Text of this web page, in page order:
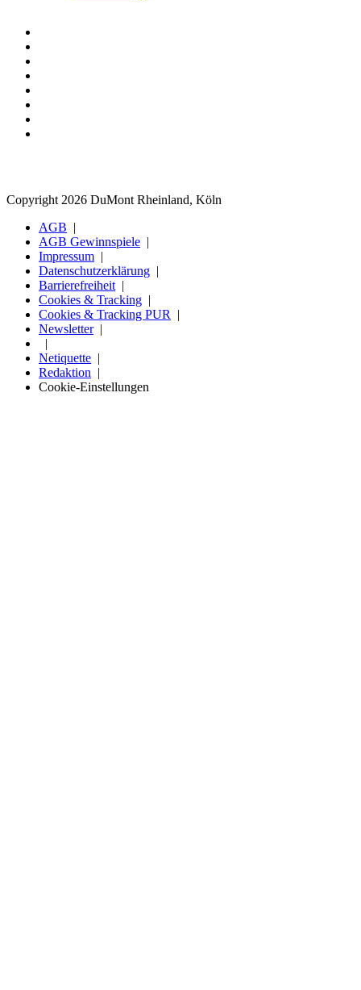
Copyright 2026 DuMont Rheinland, Köln
AGB
AGB Gewinnspiele
Impressum
Datenschutzerklärung
Barrierefreiheit
Cookies & Tracking
Cookies & Tracking PUR
Newsletter
Netiquette
Redaktion
Cookie-Einstellungen